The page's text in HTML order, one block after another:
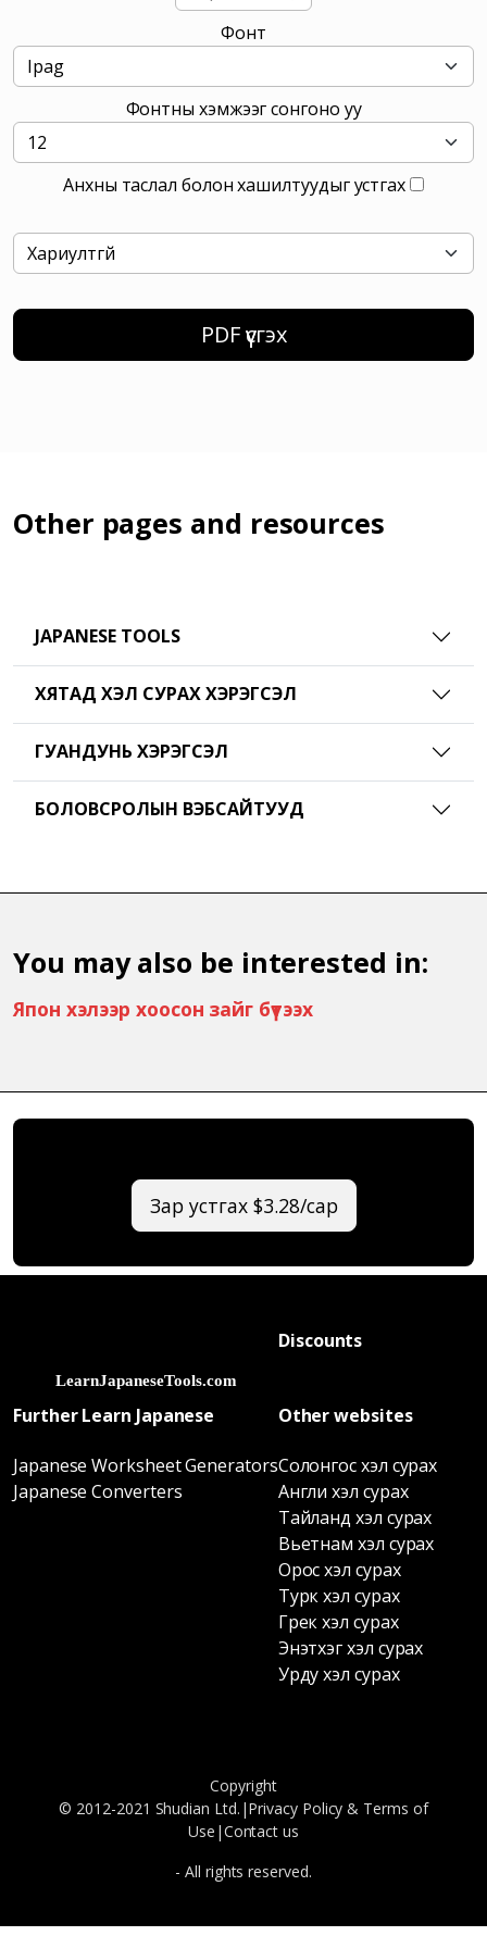
Фонт
Фонтны хэмжээг сонгоно уу
Анхны таслал болон хашилтуудыг устгах
PDF үүсгэх
Other pages and resources
JAPANESE TOOLS
ХЯТАД ХЭЛ СУРАХ ХЭРЭГСЭЛ
ГУАНДУНЬ ХЭРЭГСЭЛ
БОЛОВСРОЛЫН ВЭБСАЙТУУД
You may also be interested in:
Япон хэлээр хоосон зайг бүтээх
Зар устгах $3.28/сар
Discounts
Further Learn Japanese
Japanese Worksheet Generators
Japanese Converters
Other websites
Солонгос хэл сурах
Англи хэл сурах
Тайланд хэл сурах
Вьетнам хэл сурах
Орос хэл сурах
Турк хэл сурах
Грек хэл сурах
Энэтхэг хэл сурах
Урду хэл сурах
Copyright
© 2012-2021 Shudian Ltd.|Privacy Policy & Terms of
Use |Contact us
- All rights reserved.